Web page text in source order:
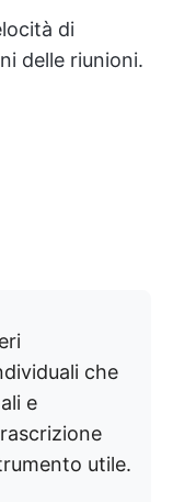
di
delle riunioni.
che
e
utile.